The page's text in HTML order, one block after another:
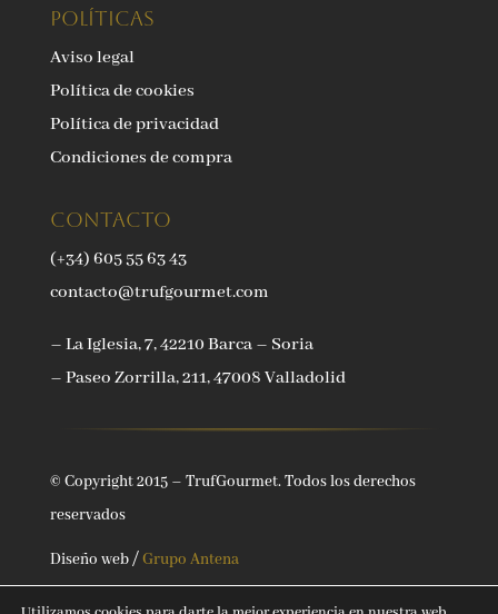
Políticas
Aviso legal
Política de cookies
Política de privacidad
Condiciones de compra
Contacto
(+34) 605 55 63 43
contacto@trufgourmet.com
– La Iglesia, 7, 42210 Barca – Soria
– Paseo Zorrilla, 211, 47008 Valladolid
© Copyright 2015 – TrufGourmet. Todos los derechos
reservados
Diseño web /Grupo Antena